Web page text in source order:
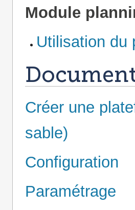
Module
Utilisation du
Créer une
sable)
Configuration
Paramétrage